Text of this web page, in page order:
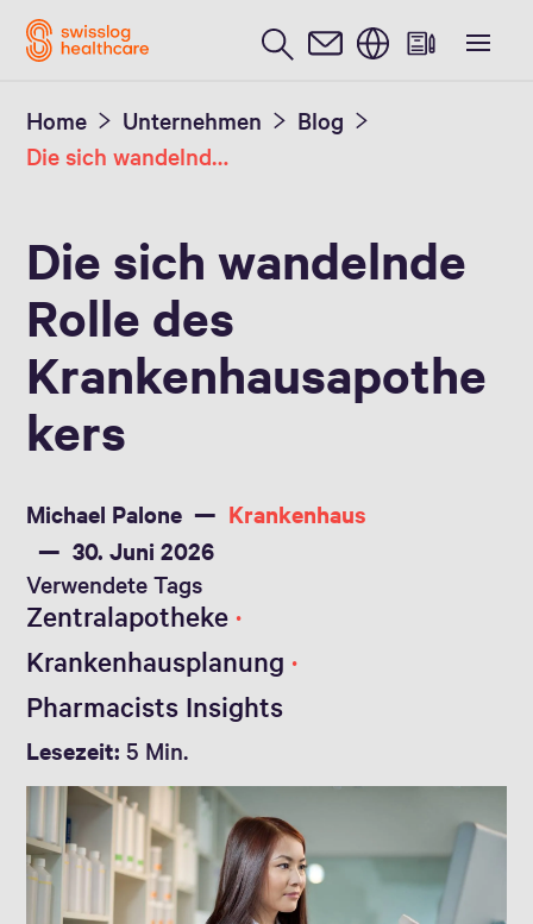
Englisch / English
Home Unternehmen
Blog
Die sich wandelnde Rolle des Krankenhausapothekers
Die sich wandelnde
Rolle des
Krankenhausapothe
kers
Michael Palone
30. Juni 2026
Krankenhaus
Lesezeit: 5 Min.
Verwendete Tags
Zentralapotheke
Krankenhausplanung
Pharmacists Insights